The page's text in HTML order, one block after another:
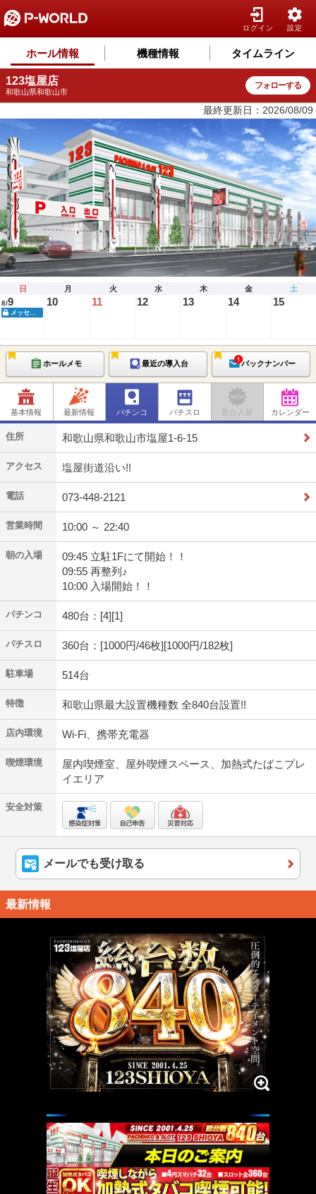
ログイン 設定
ホール情報 機種情報 タイムライン
123塩屋店
和歌山県和歌山市
フォローする
最終更新日：2026/08/09
日 月 火 水 木 金 土
8/9
メッセージ
10 11 12 13 14 15
ホールメモ 最近の導入台 バックナンバー
基本情報 最新情報 パチンコ パチスロ 新台入替 カレンダー
住所 和歌山県和歌山市塩屋1-6-15
アクセス 塩屋街道沿い!!
電話 073-448-2121
営業時間 10:00 ～ 22:40
朝の入場
09:45 立駐1Fにて開始！！
09:55 再整列♪
10:00 入場開始！！
パチンコ 480台：[4][1]
パチスロ 360台：[1000円/46枚][1000円/182枚]
駐車場 514台
特徴 和歌山県最大設置機種数 全840台設置!!
店内環境 Wi-Fi、携帯充電器
喫煙環境
屋内喫煙室、屋外喫煙スペース、加熱式たばこプレ
イエリア
安全対策
メールでも受け取る
最新情報